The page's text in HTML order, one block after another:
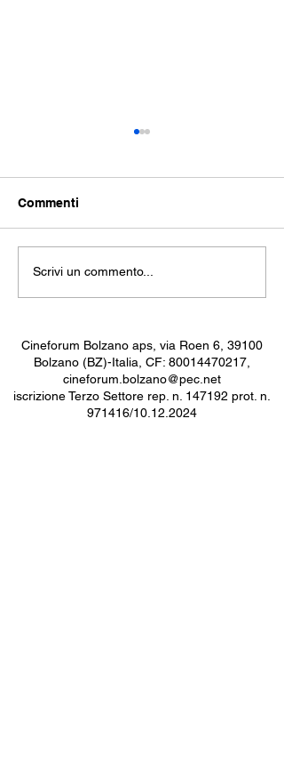
La Trilogia della
Commenti
Scrivi un commento...
Cineforum Bolzano aps, via Roen 6, 39100
Bolzano (BZ)-Italia, CF: 80014470217
cineforum.bolzano@pec.net
iscrizione Terzo Settore rep. n. 147192 prot. n.
971416/10.12.2024